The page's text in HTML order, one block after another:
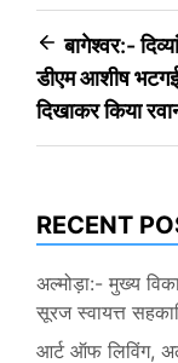
Post
बागेश्वर:-
डीएम आशीष
दिखाकर किया
RECENT
अल्मोड़ा:- मुख्य
सूरज स्वायत्त
आर्ट ऑफ लिविंग,